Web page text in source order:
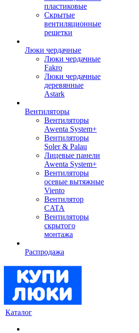
пластиковые
Скрытые
вентиляционные
решетки
Люки чердачные
Люки чердачные
Fakro
Люки чердачные
деревянные
Astark
Вентиляторы
Вентиляторы
Awenta System+
Вентиляторы
Soler & Palau
Лицевые панели
Awenta System+
Вентиляторы
осевые вытяжные
Viento
Вентилятор
CATA
Вентиляторы
скрытого
монтажа
Распродажа
Каталог